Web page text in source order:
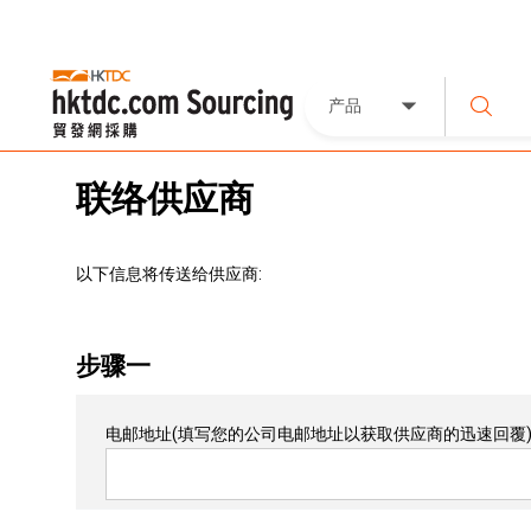
产品
联络供应商
以下信息将传送给供应商:
步骤一
电邮地址(填写您的公司电邮地址以获取供应商的迅速回覆)